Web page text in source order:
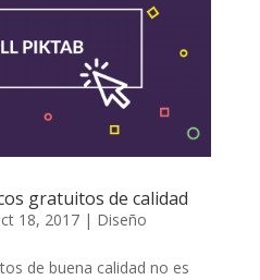
gratuitos de calidad
18, 2017| Diseño
de buena calidad no es